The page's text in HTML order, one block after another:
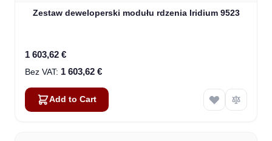
Zestaw deweloperski modułu rdzenia Iridium 9523
1 603,62 €
1 603,62 €
Add to Cart